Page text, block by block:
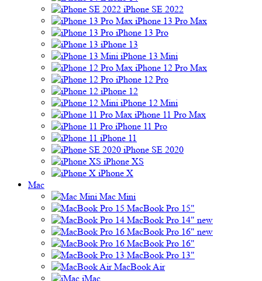
iPhone SE 2022
iPhone 13 Pro Max
iPhone 13 Pro
iPhone 13
iPhone 13 Mini
iPhone 12 Pro Max
iPhone 12 Pro
iPhone 12
iPhone 12 Mini
iPhone 11 Pro Max
iPhone 11 Pro
iPhone 11
iPhone SE 2020
iPhone XS
iPhone X
Mac
Mac Mini
MacBook Pro 15"
MacBook Pro 14" new
MacBook Pro 16" new
MacBook Pro 16"
MacBook Pro 13"
MacBook Air
iMac